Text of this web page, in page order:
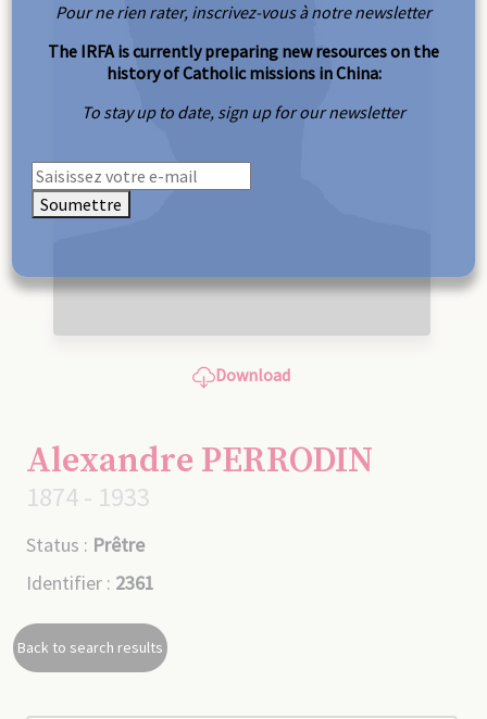
Download
Alexandre PERRODIN
1874 - 1933
Status : Prêtre
Identifier : 2361
Back to search results
Pour ne rien rater, inscrivez-vous à notre newsletter
The IRFA is currently preparing new resources on the
history of Catholic missions in China:
To stay up to date, sign up for our newsletter
Soumettre